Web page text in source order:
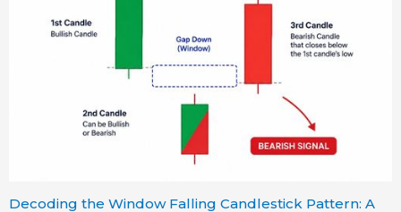
Decoding the Window Falling Candlestick Pattern: A